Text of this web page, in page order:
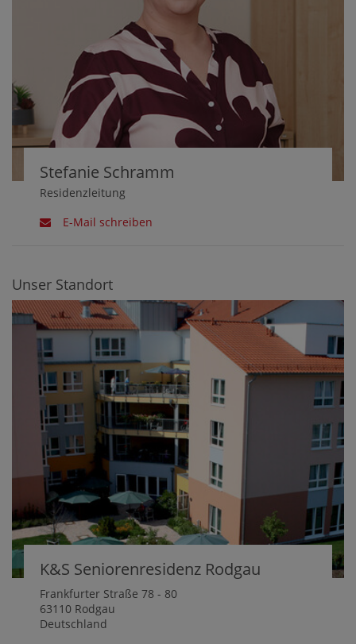
Stefanie Schramm
Residenzleitung
E-Mail schreiben
Unser Standort
K&S Seniorenresidenz Rodgau
Frankfurter Straße 78 - 80
63110 Rodgau
Deutschland